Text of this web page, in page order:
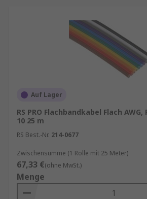
Auf Lager
RS PRO Flachbandkabel Flach
10 25 m
RS Best.-Nr. 214-0677
Zwischensumme (1 Rolle mit 25 Meter)
67,33 €(ohne MwSt.)
Menge